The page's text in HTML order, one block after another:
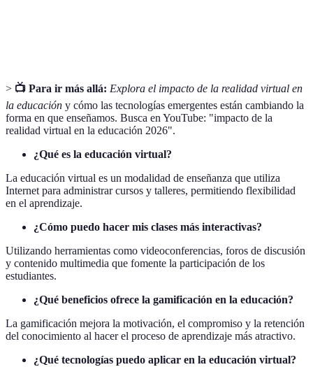
> 📺 Para ir más allá: Explora el impacto de la realidad virtual en
la educación y cómo las tecnologías emergentes están cambiando la
forma en que enseñamos. Busca en YouTube: "impacto de la
realidad virtual en la educación 2026".
¿Qué es la educación virtual?
La educación virtual es un modalidad de enseñanza que utiliza
Internet para administrar cursos y talleres, permitiendo flexibilidad
en el aprendizaje.
¿Cómo puedo hacer mis clases más interactivas?
Utilizando herramientas como videoconferencias, foros de discusión
y contenido multimedia que fomente la participación de los
estudiantes.
¿Qué beneficios ofrece la gamificación en la educación?
La gamificación mejora la motivación, el compromiso y la retención
del conocimiento al hacer el proceso de aprendizaje más atractivo.
¿Qué tecnologías puedo aplicar en la educación virtual?